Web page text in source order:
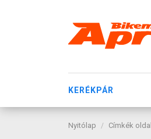
KERÉKPÁR
Nyitólap Címkék oldal